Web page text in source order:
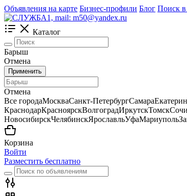
Объявления на карте Бизнес-профили Блог Поиск в
Каталог
Барыш
Отмена
Применить
Отмена
Все городаМоскваСанкт-ПетербургСамара
КраснодарКрасноярскВолгоградИркутскТомскСочи
НовосибирскЧелябинскЯрославльУфаМариуполь
Корзина
Войти
Разместить бесплатно